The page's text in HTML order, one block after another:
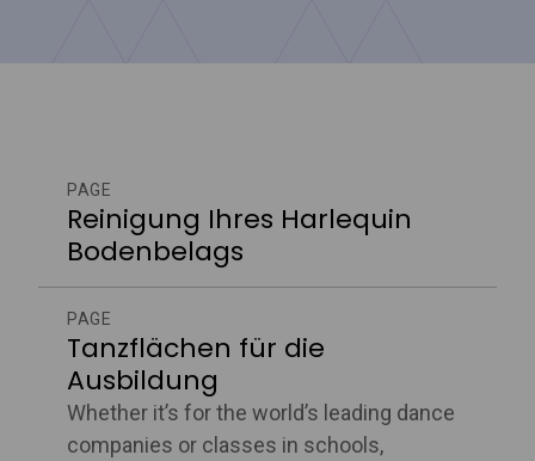
PAGE
Reinigung Ihres Harlequin
Bodenbelags
PAGE
Tanzflächen für die
Ausbildung
Whether it’s for the world’s leading dance
companies or classes in schools,